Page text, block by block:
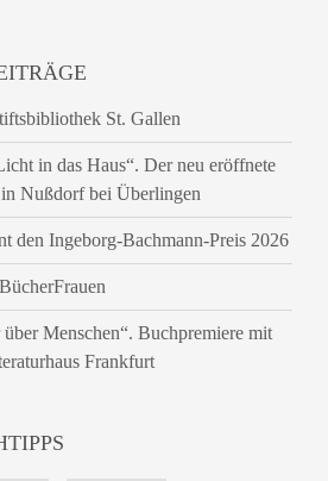
St. Gallen
in das Haus“. Der neu eröffnete
Nußdorf bei Überlingen
den Ingeborg-Bachmann-Preis 2026
Menschen“. Buchpremiere mit
Frankfurt